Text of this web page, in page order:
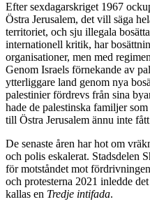
Efter sexdagarskriget 1967
Östra Jerusalem, det vill säga
territoriet, och sju illegala
internationell kritik, har
organisationer, men med
Genom Israels förnekande av
ytterliggare land genom nya
palestinier fördrevs från sina
hade de palestinska familjer
till Östra Jerusalem ännu inte
De senaste åren har hot om
och polis eskalerat. Stadsdelen
för motståndet mot
och protesterna 2021 inledde
kallas en Tredje intifada.